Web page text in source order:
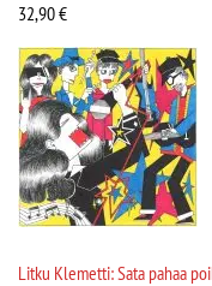
32,90€
Litku Klemetti: Sata pahaa